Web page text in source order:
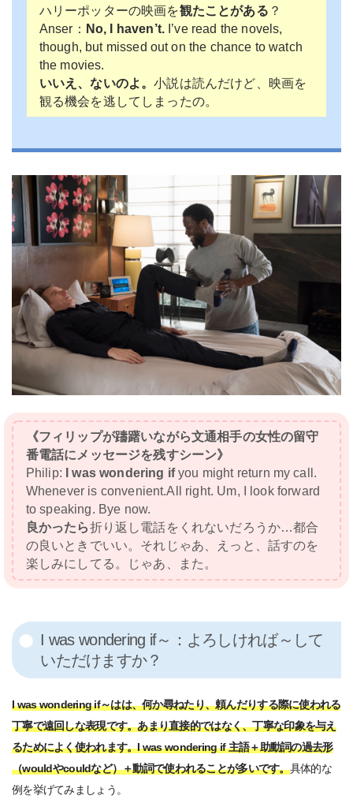
ハリーポッターの映画を観たことがある ？
Anser： No, I haven’t. I’ve read the novels,
though, but missed out on the chance to watch
the movies.
いいえ、ないのよ。小説は読んだけど、映画を
観る機会を逃してしまったの。
《フィリップが躊躇いながら文通相手の女性の留守
番電話にメッセージを残すシーン》
Philip:
I was wondering ifyou might return my call.
Whenever is convenient.All right. Um, I look forward
to speaking. Bye now.
良かったら折り返し電話をくれないだろうか…都合
の良いときでいい。それじゃあ、えっと、話すのを
楽しみにしてる。じゃあ、また。
I was wondering if～：よろしければ～して
いただけますか？
I was wondering if～はは、何か尋ねたり、頼んだりする際に使われる
丁寧で遠回しな表現です。あまり直接的ではなく、丁寧な印象を与え
るためによく使われます。I was wondering if 主語＋助動詞の過去形
（wouldやcouldなど）＋動詞で使われることが多いです。具体的な
例を挙げてみましょう。